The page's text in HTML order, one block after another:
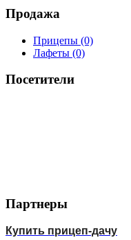
Продажа
Прицепы (0)
Лафеты (0)
Посетители
Партнеры
Купить прицеп-дачу